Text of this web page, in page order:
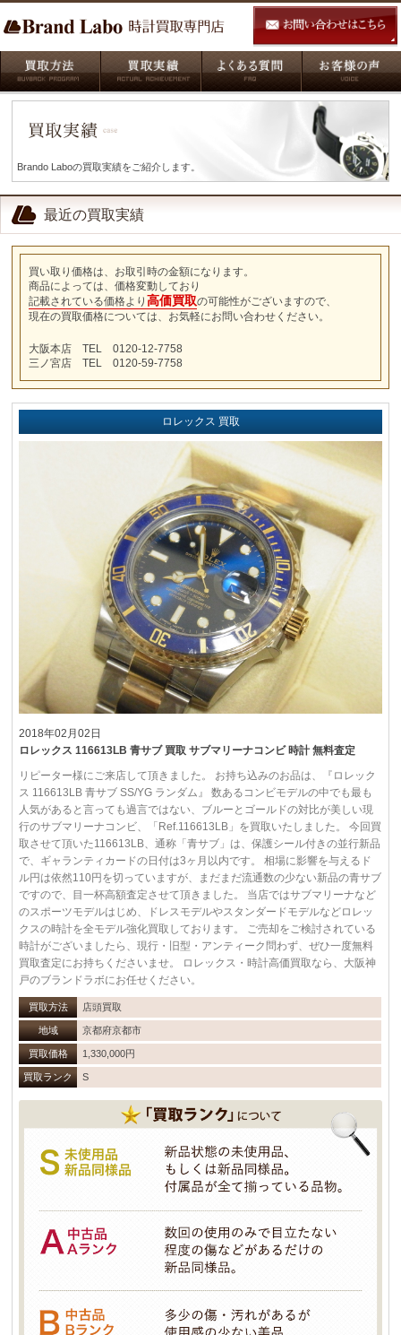
Brando Laboの買取実績をご紹介します。
最近の買取実績
買い取り価格は、お取引時の金額になります。
商品によっては、価格変動しており
記載されている価格より 高価買取の可能性がございますので、
現在の買取価格については、お気軽にお問い合わせください。
大阪本店 TEL 0120-12-7758
三ノ宮店 TEL 0120-59-7758
ロレックス 買取
2018年02月02日
ロレックス 116613LB 青サブ 買取 サブマリーナコンビ 時計 無料査定
リピーター様にご来店して頂きました。 お持ち込みのお品は、『ロレック
ス 116613LB 青サブ SS/YG ランダム』 数あるコンビモデルの中でも最も
人気があると言っても過言ではない、ブルーとゴールドの対比が美しい現
行のサブマリーナコンビ、「Ref.116613LB」を買取いたしました。 今回買
取させて頂いた116613LB、通称「青サブ」は、保護シール付きの並行新品
で、ギャランティカードの日付は3ヶ月以内です。 相場に影響を与えるド
ル円は依然110円を切っていますが、まだまだ流通数の少ない新品の青サブ
ですので、目一杯高額査定させて頂きました。 当店ではサブマリーナなど
のスポーツモデルはじめ、ドレスモデルやスタンダードモデルなどロレッ
クスの時計を全モデル強化買取しております。 ご売却をご検討されている
時計がございましたら、現行・旧型・アンティーク問わず、ぜひ一度無料
買取査定にお持ちくださいませ。 ロレックス・時計高価買取なら、大阪神
戸のブランドラボにお任せください。
買取方法 店頭買取
地域 京都府京都市
買取価格 1,330,000円
買取ランク S